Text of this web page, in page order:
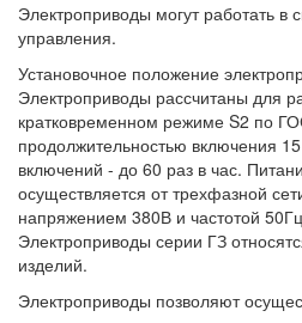
Электроприводы могут работать в
управления.
Установочное положение
Электроприводы рассчитаны для
кратковременном режиме S2 по
продолжительностью включения
включений - до 60 раз в час.
осуществляется от трехфазной
напряжением 380В и частотой
Электроприводы серии ГЗ
изделий.
Электроприводы позволяют